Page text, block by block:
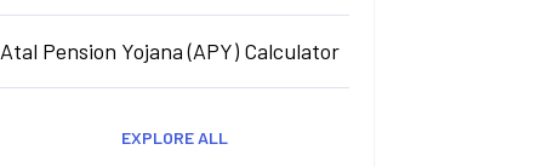
Atal Pension Yojana (APY) Calculator
EXPLORE ALL